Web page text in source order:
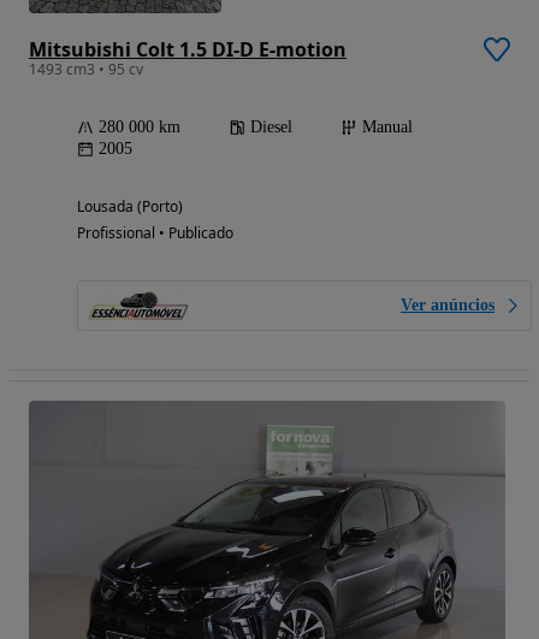
Mitsubishi Colt 1.5 DI-D E-motion
1493 cm3 • 95 cv
280 000 km Diesel
Manual
2005
Lousada (Porto)
Profissional • Publicado
Ver anúncios